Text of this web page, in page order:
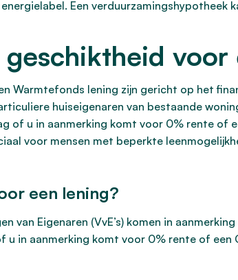
Een verduurzamingshypotheek
Warmtefonds lening zijn gericht op het
huiseigenaren van bestaande
of u in aanmerking komt voor 0% rente of
voor mensen met beperkte
een lening?
van Eigenaren (VvE’s) komen in
u in aanmerking komt voor 0% rente of